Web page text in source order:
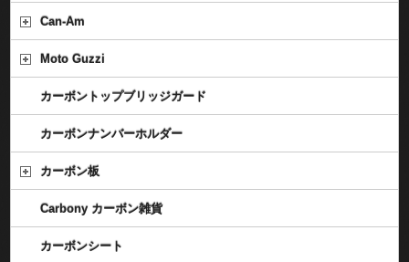
Can-Am
Moto Guzzi
カーボントップブリッジガード
カーボンナンバーホルダー
カーボン板
Carbony カーボン雑貨
カーボンシート